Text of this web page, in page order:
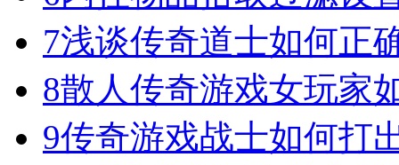
7浅谈传奇道士如何正
8散人传奇游戏女玩家
9传奇游戏战士如何打